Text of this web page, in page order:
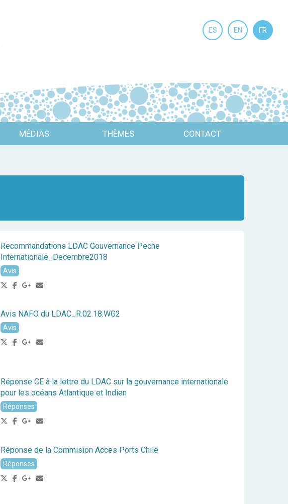
ES EN FR
MÉDIAS THÈMES CONTACT
Recommandations LDAC Gouvernance Peche
Internationale_Decembre2018
Avis
Avis NAFO du LDAC_R.02.18.WG2
Avis
Réponse CE à la lettre du LDAC sur la gouvernance internationale
pour les océans Atlantique et Indien
Réponses
Réponse de la Commision Acces Ports Chile
Réponses